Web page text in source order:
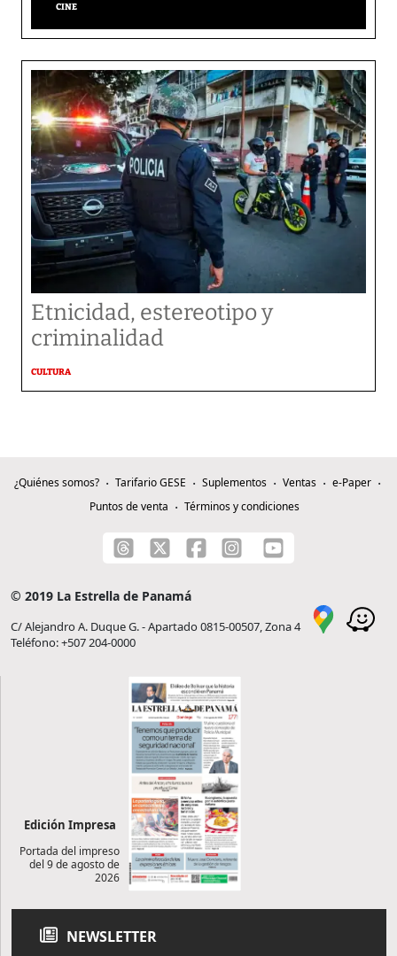
CINE
Etnicidad, estereotipo y
criminalidad
CULTURA
¿Quiénes somos? Tarifario GESE Suplementos Ventas
e-Paper
Puntos de venta
Términos y condiciones
© 2019 La Estrella de Panamá
C/ Alejandro A. Duque G. - Apartado 0815-00507, Zona 4
Teléfono: +507 204-0000
Edición Impresa
Portada del impreso
del 9 de agosto de
2026
NEWSLETTER